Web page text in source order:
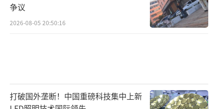
争议
2026-08-05 20:50:16
打破国外垄断！中国重磅科技集中上新